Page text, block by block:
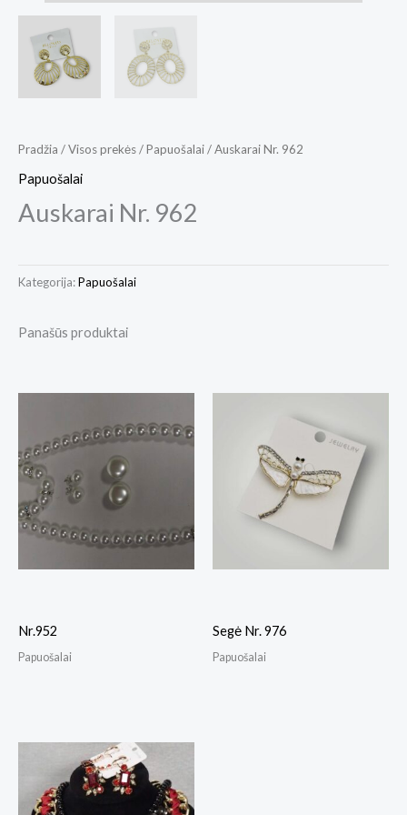
Pradžia /Visos prekės/Papuošalai/ Auskarai Nr. 962
Papuošalai
Auskarai Nr. 962
Kategorija:Papuošalai
Panašūs produktai
Nr.952
Papuošalai
Segė Nr. 976
Papuošalai